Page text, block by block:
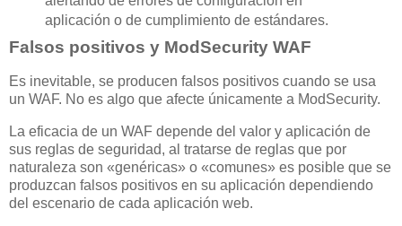
aplicación o de cumplimiento de estándares.
Falsos positivos y ModSecurity WAF
Es inevitable, se producen falsos positivos cuando se usa
un WAF. No es algo que afecte únicamente a ModSecurity.
La eficacia de un WAF depende del valor y aplicación de
sus reglas de seguridad, al tratarse de reglas que por
naturaleza son «genéricas» o «comunes» es posible que se
produzcan falsos positivos en su aplicación dependiendo
del escenario de cada aplicación web.